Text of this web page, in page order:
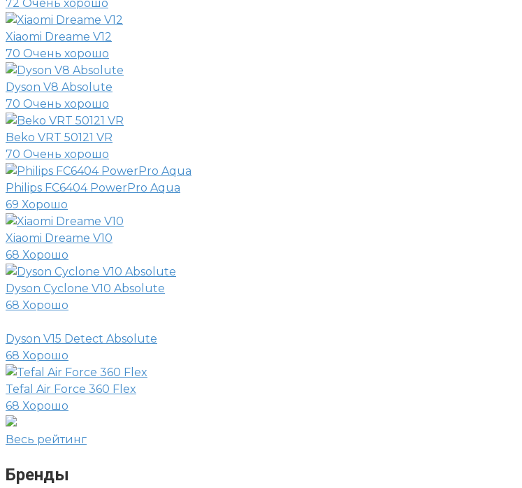
72 Очень хорошо
Xiaomi Dreame V12
70 Очень хорошо
Dyson V8 Absolute
70 Очень хорошо
Beko VRT 50121 VR
70 Очень хорошо
Philips FC6404 PowerPro Aqua
69 Хорошо
Xiaomi Dreame V10
68 Хорошо
Dyson Cyclone V10 Absolute
68 Хорошо
Dyson V15 Detect Absolute
68 Хорошо
Tefal Air Force 360 Flex
68 Хорошо
Весь рейтинг
Бренды